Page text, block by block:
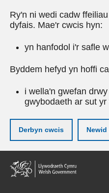
Ry'n ni wedi cadw
dyfais. Mae'r cwcis hyn:
yn hanfodol i'r safle
Byddem hefyd yn hoffi
i wella'n gwefan
gwybodaeth ar sut
Derbyn cwcis
Neidio
i'r
prif